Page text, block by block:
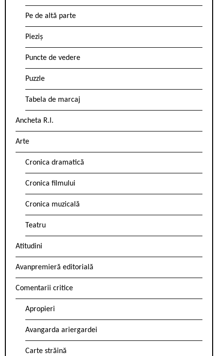
Pe de altă parte
Pieziș
Puncte de vedere
Puzzle
Tabela de marcaj
Ancheta R.l.
Arte
Cronica dramatică
Cronica filmului
Cronica muzicală
Teatru
Atitudini
Avanpremieră editorială
Comentarii critice
Apropieri
Avangarda ariergardei
Carte străină